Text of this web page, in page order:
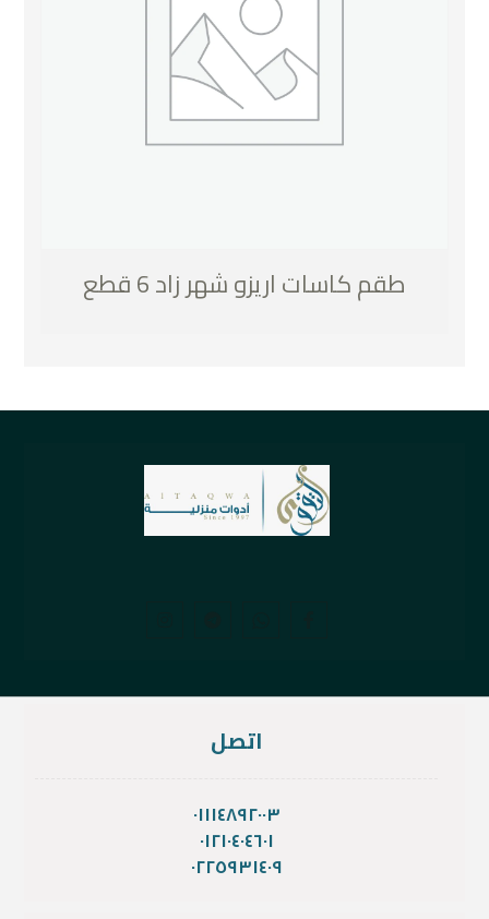
طقم كاسات اريزو شهر زاد 6 قطع
اتصل
٠١١١٤٨٩٢٠٠٣
٠١٢١٠٤٠٤٦٠١
٠٢٢٥٩٣١٤٠٩